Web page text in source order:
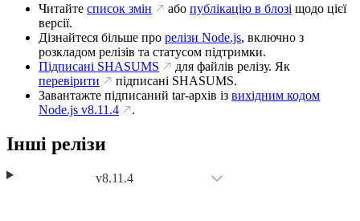
Читайте список змін або публікацію в блозі щодо цієї
версії.
Дізнайтеся більше про релізи Node.js, включно з
розкладом релізів та статусом підтримки.
Підписані SHASUMS
для файлів релізу. Як
перевірити
підписані SHASUMS.
Завантажте підписаний tar-архів із вихідним кодом
Node.js v8.11.4 .
Інші релізи
v8.11.4